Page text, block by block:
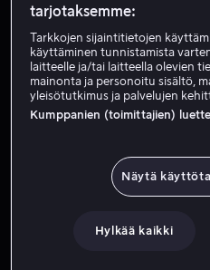
Osta
apaattinen biologian
varojen vähyys uhkaa
kerätä rahaa
tarjotaksemme:
Tarkkojen sijaintitietojen
käyttäminen tunnistamista
laitteelle ja/tai laitteella olevien
mainonta ja personoitu sisältö,
yleisötutkimus ja palvelujen
Kumppanien (toimittajien)
Näytä
Hylkää kaikki